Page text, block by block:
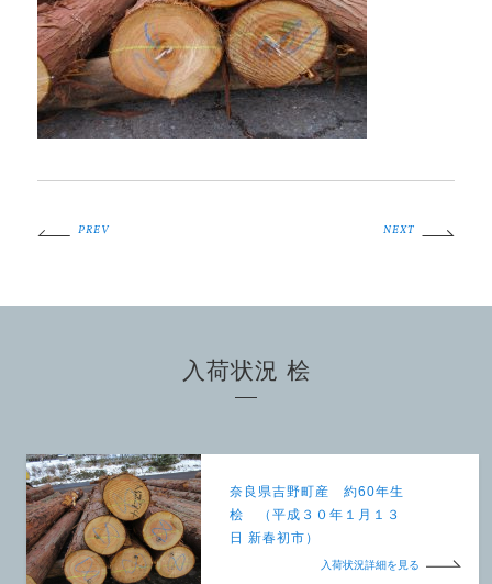
PREV NEXT
入荷状況 桧
奈良県吉野町産 約60年生
桧 （平成３０年１月１３
日 新春初市）
入荷状況詳細を見る